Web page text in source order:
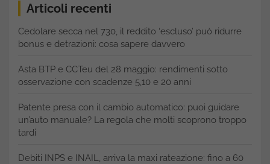
Articoli recenti
Cedolare secca nel 730, il reddito ‘escluso’ può ridurre
bonus e detrazioni: cosa sapere davvero
Asta BTP e CCTeu del 28 maggio: rendimenti sotto
osservazione con scadenze 5,10 e 20 anni
Patente presa con il cambio automatico: puoi guidare
un’auto manuale? La regola che molti scoprono troppo
tardi
Debiti INPS e INAIL, arriva la maxi rateazione: fino a 60